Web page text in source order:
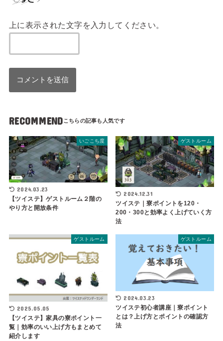
上に表示された文字を入力してください。
RECOMMEND
いごこち度
2024.03.23
【ツイステ】ゲストルーム２階の
やり方と開放条件
ゲストルーム
2024.12.31
ツイステ｜寮ポイントを120・
200・300と効率よく上げていく方
法
ゲストルーム
2025.05.05
【ツイステ】家具の寮ポイント一
覧｜効率のいい上げ方もまとめて
紹介します
ゲストルーム
2024.03.23
ツイステ初心者講座｜寮ポイント
とは？上げ方とポイントの確認方
法